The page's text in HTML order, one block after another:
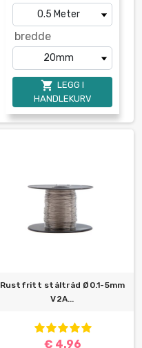
bredde
 LEGG I
HANDLEKURV
Rustfritt ståltråd Ø0.1-5mm
V2A...
€ 4.96